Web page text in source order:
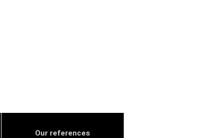
Our references